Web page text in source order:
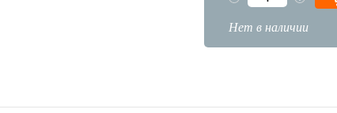
Нет в наличии